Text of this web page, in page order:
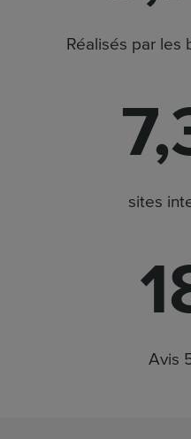
Réalisés par les
sites
Avis